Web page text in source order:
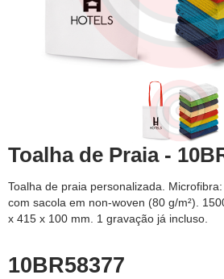
Toalha de Praia -
Toalha de praia personalizada.
com sacola em non-woven (80 g/m²).
x 415 x 100 mm. 1 gravação já incluso.
10BR58377